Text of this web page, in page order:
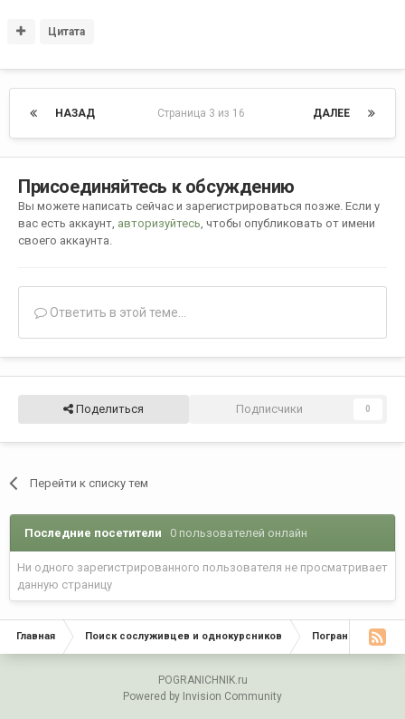
Цитата
НАЗАД ДАЛЕЕ
Страница 3 из 16
Присоединяйтесь к обсуждению
Вы можете написать сейчас и зарегистрироваться позже. Если у
вас есть аккаунт, авторизуйтесь , чтобы опубликовать от имени
своего аккаунта.
Ответить в этой теме...
Поделиться Подписчики 0
Перейти к списку тем
Последние посетители 0 пользователей онлайн
Ни одного зарегистрированного пользователя не просматривает
данную страницу
Главная Поиск сослуживцев и однокурсников Пограничные
POGRANICHNIK.ru
Powered by Invision Community